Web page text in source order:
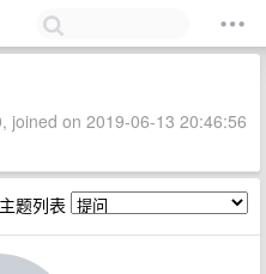
joined on 2019-06-13 20:46:56
题列表